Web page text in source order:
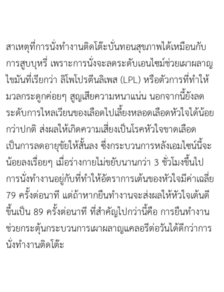
สาเหตุที่การนั่งทำงานติดโต๊ะบั่นทอนสุขภาพได้เหมือนกับ
การสูบบุหรี่ เพราะการนั่งจะลดระดับเอนไซม์ช่วยเผาผลาญ
ไขมันที่เรียกว่า ลิโพโปรตีนลิเพส (LPL) หรือตัวการที่ทำให้
มวลกระดูกค่อยๆ สูญเสียความหนาแน่น นอกจากนี้ยังลด
ระดับการไหลเวียนของเลือดไปเลี้ยงหลอดเลือดหัวใจได้น้อย
กว่าปกติ ส่งผลให้เกิดความเสี่ยงเป็นโรคหัวใจขาดเลือด
เป็นการลดอายุขัยให้สั้นลง ซึ่งกระบวนการหลังเอมไซน์นี้จะ
น้อยลงเรื่อยๆ เมื่อร่างกายไม่ขยับนานกว่า 3 ชั่วโมงขึ้นไป
การนั่งทำงานอยู่กับที่ทำให้อัตราการเต้นของหัวใจมีค่าเฉลี่ย
79 ครั้งต่อนาที แต่ถ้าหากยืนทำงานจะส่งผลให้หัวใจเต้นดี
ขึ้นเป็น 89 ครั้งต่อนาที ที่สำคัญไปกว่านี้คือ การยืนทำงาน
ช่วยกระตุ้นกระบวนการเผาผลาญแคลอรีต่อวันได้ดีกว่าการ
นั่งทำงานติดโต๊ะ